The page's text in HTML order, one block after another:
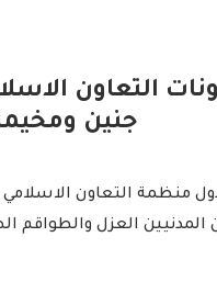
التعاون
جنين
منظمة التعاون الاسلامي
العزل والطواقم